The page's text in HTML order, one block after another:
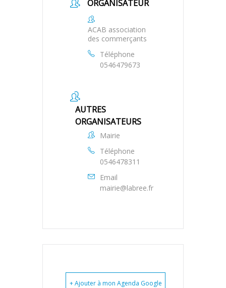
ORGANISATEUR
ACAB association
des commerçants
Téléphone
0546479673
AUTRES
ORGANISATEURS
Mairie
Téléphone
0546478311
Email
mairie@labree.fr
+ Ajouter à mon Agenda Google